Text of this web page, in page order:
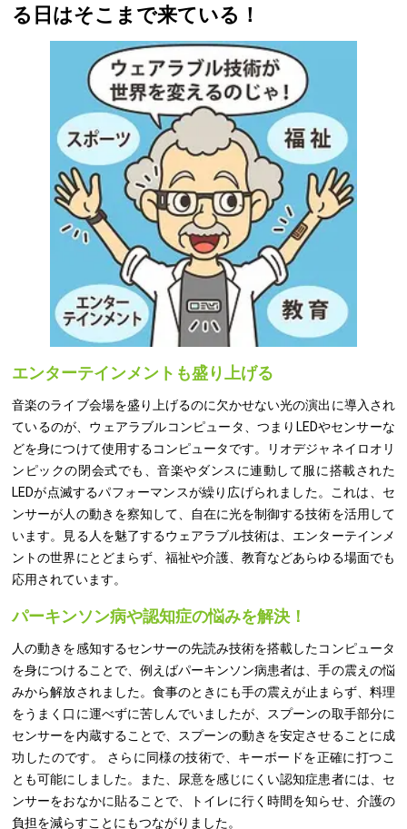
る日はそこまで来ている！
エンターテインメントも盛り上げる
音楽のライブ会場を盛り上げるのに欠かせない光の演出に導入され
ているのが、ウェアラブルコンピュータ、つまりLEDやセンサーな
どを身につけて使用するコンピュータです。リオデジャネイロオリ
ンピックの閉会式でも、音楽やダンスに連動して服に搭載された
LEDが点滅するパフォーマンスが繰り広げられました。これは、セ
ンサーが人の動きを察知して、自在に光を制御する技術を活用して
います。見る人を魅了するウェアラブル技術は、エンターテインメ
ントの世界にとどまらず、福祉や介護、教育などあらゆる場面でも
応用されています。
パーキンソン病や認知症の悩みを解決！
人の動きを感知するセンサーの先読み技術を搭載したコンピュータ
を身につけることで、例えばパーキンソン病患者は、手の震えの悩
みから解放されました。食事のときにも手の震えが止まらず、料理
をうまく口に運べずに苦しんでいましたが、スプーンの取手部分に
センサーを内蔵することで、スプーンの動きを安定させることに成
功したのです。 さらに同様の技術で、キーボードを正確に打つこ
とも可能にしました。また、尿意を感じにくい認知症患者には、セ
ンサーをおなかに貼ることで、トイレに行く時間を知らせ、介護の
負担を減らすことにもつながりました。